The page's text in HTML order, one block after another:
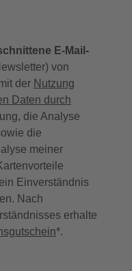
E-Mail-
von
der Nutzung
Daten durch
die Analyse
die
meiner
Einverständnis
Nach
erhalte
*.